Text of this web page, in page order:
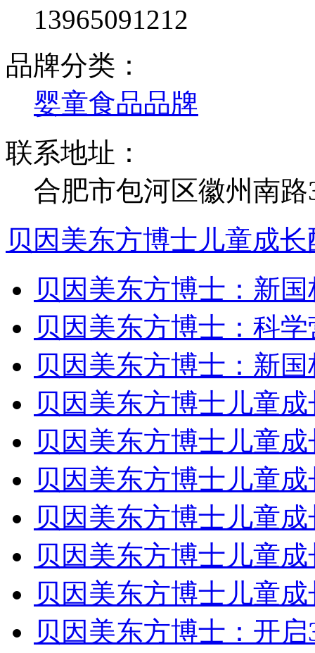
13965091212
品牌分类：
婴童食品品牌
联系地址：
合肥市包河区徽州南路
贝因美东方博士儿童成
贝因美东方博士：新
贝因美东方博士：科
贝因美东方博士：新
贝因美东方博士儿童
贝因美东方博士儿童
贝因美东方博士儿童
贝因美东方博士儿童
贝因美东方博士儿童
贝因美东方博士儿童
贝因美东方博士：开